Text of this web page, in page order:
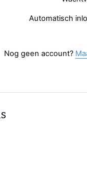
Automatisch
Nog geen account?